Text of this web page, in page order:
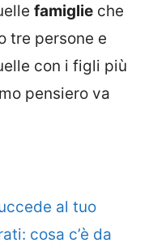
famiglie che
tre persone e
con i figli più
pensiero va
al tuo
cosa c’è da